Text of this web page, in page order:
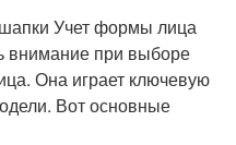
Учет формы лица
внимание при выборе
Она играет ключевую
Вот основные